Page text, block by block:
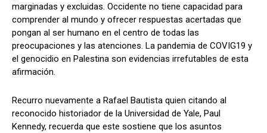
marginadas y excluidas. Occidente no tiene capacidad para
comprender al mundo y ofrecer respuestas acertadas que
pongan al ser humano en el centro de todas las
preocupaciones y las atenciones. La pandemia de COVIG19 y
el genocidio en Palestina son evidencias irrefutables de esta
afirmación.
Recurro nuevamente a Rafael Bautista quien citando al
reconocido historiador de la Universidad de Yale, Paul
Kennedy, recuerda que este sostiene que los asuntos